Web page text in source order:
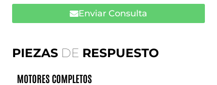
PIEZAS DE RESPUESTO
MOTORES COMPLETOS
Enviar Consulta